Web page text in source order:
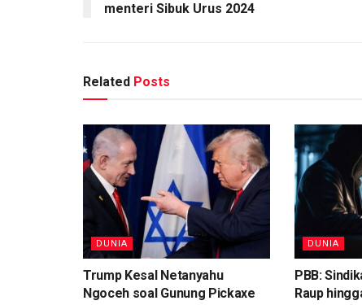
menteri Sibuk Urus 2024
Related Posts
DUNIA
Trump Kesal Netanyahu
Ngoceh soal Gunung Pickaxe
DUNIA
PBB:
Raup